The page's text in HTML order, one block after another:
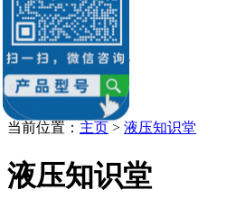
油研电磁阀
销售：李经理
微信： 13686884195
Q Q：539184136
539184136@qq.com
当前位置： 主页 > 液压知识堂
液压知识堂